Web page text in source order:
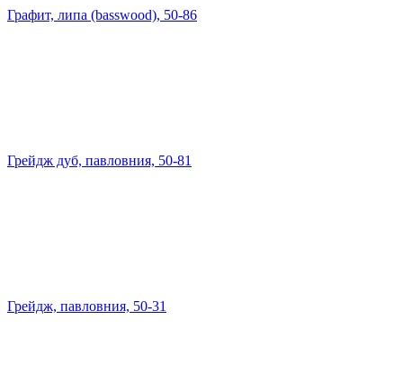
Графит, липа (basswood), 50-86
Грейдж дуб, павловния, 50-81
Грейдж, павловния, 50-31